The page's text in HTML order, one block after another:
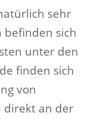
sehr
befinden sich
unter den
finden sich
von
direkt an der